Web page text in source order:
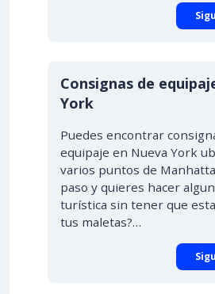
10% DTO.
Consignas de
York
Puedes encontrar
equipaje en Nueva York
varios puntos de
paso y quieres hacer
turística sin tener que
tus maletas?…